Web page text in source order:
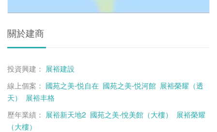
關於建商
投資興建： 展裕建設
線上個案： 國苑之美-悦自在 國苑之美-悦河館 展裕榮耀（透
天）
展裕丰格
歷年業績： 展裕新天地2 國苑之美-悅美館（大樓）
展裕榮耀
（大樓）